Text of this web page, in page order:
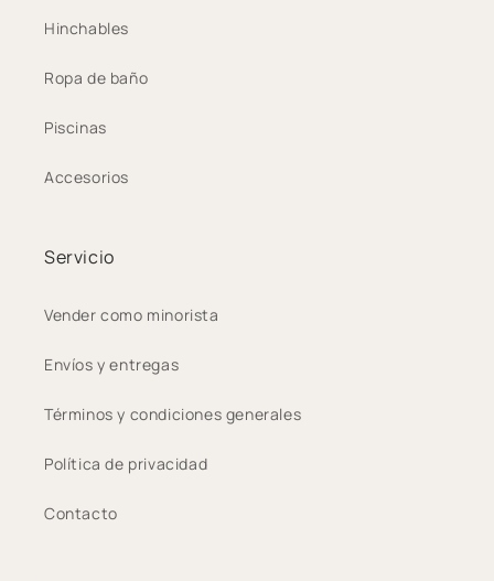
Hinchables
Ropa de baño
Piscinas
Accesorios
Servicio
Vender como minorista
Envíos y entregas
Términos y condiciones generales
Política de privacidad
Contacto